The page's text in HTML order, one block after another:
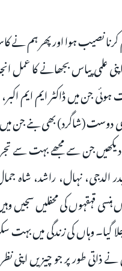
نصیب ہوا اور پھر ہم نے
علمی پیاس بجھانے کا عمل
جن میں ڈاکٹر ایم ایم
دوست (شاگرد) بھی بنے جن
جن سے مجھے بہت سے
الدجی، نہال، راشد، شاہ
ہنسی قہقہوں کی محفلیں
گیا۔ وہاں کی زندگی میں بہت
طور پر جو چیزیں اپنی